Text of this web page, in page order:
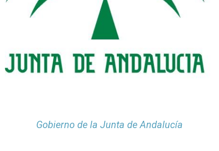
Gobierno de la Junta de Andalucía